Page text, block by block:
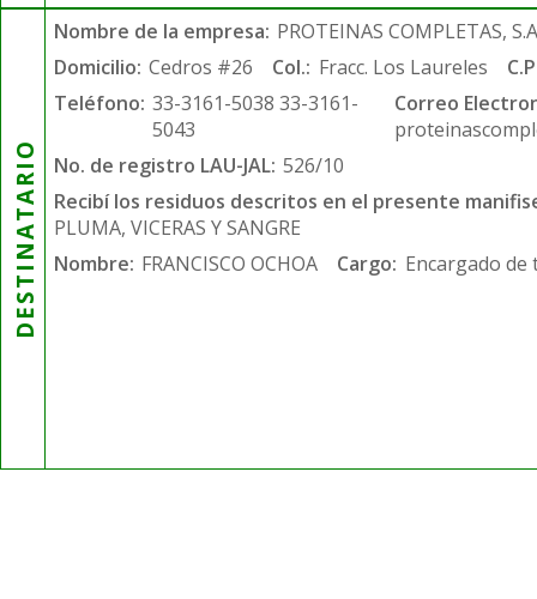
DESTINATARIO
Nombre de la empresa: PROTEINAS COMPLETAS,
Domicilio: Cedros #26 Col.: Fracc. Los Laureles
Teléfono: 33-3161-5038 33-3161-
5043
Correo
No. de registro LAU-JAL: 526/10
Recibí los residuos descritos en el presente
PLUMA, VICERAS Y SANGRE
Nombre: FRANCISCO OCHOA Cargo: Encargado de